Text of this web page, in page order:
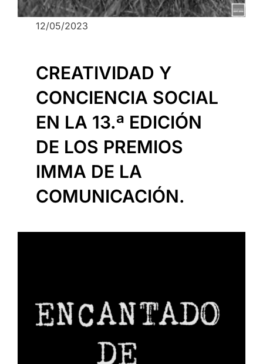
12/05/2023
CREATIVIDAD Y
CONCIENCIA SOCIAL
EN LA 13.ª EDICIÓN
DE LOS PREMIOS
IMMA DE LA
COMUNICACIÓN.